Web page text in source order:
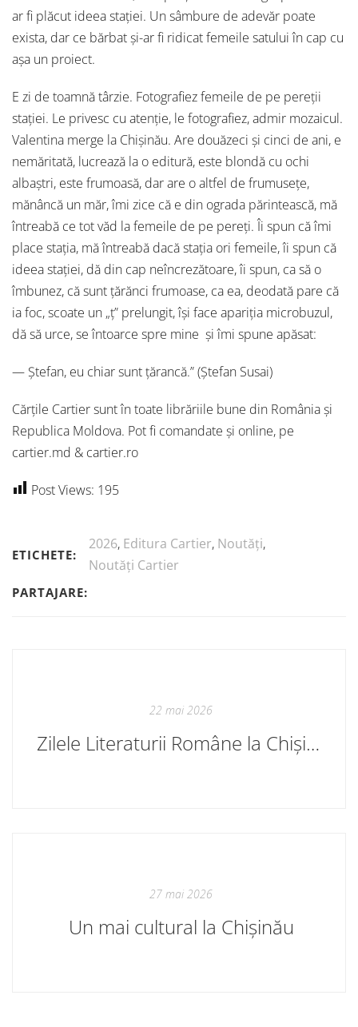
ar fi plăcut ideea stației. Un sâmbure de adevăr poate
exista, dar ce bărbat și-ar fi ridicat femeile satului în cap cu
așa un proiect.
E zi de toamnă târzie. Fotografiez femeile de pe pereții
stației. Le privesc cu atenție, le fotografiez, admir mozaicul.
Valentina merge la Chișinău. Are douăzeci și cinci de ani, e
nemăritată, lucrează la o editură, este blondă cu ochi
albaștri, este frumoasă, dar are o altfel de frumusețe,
mănâncă un măr, îmi zice că e din ograda părintească, mă
întreabă ce tot văd la femeile de pe pereți. Îi spun că îmi
place stația, mă întreabă dacă stația ori femeile, îi spun că
ideea stației, dă din cap neîncrezătoare, îi spun, ca să o
îmbunez, că sunt țărănci frumoase, ca ea, deodată pare că
ia foc, scoate un „ț” prelungit, își face apariția microbuzul,
dă să urce, se întoarce spre mine și îmi spune apăsat:
— Ștefan, eu chiar sunt țărancă.” (Ștefan Susai)
Cărțile Cartier sunt în toate librăriile bune din România și
Republica Moldova. Pot fi comandate și online, pe
cartier.md & cartier.ro
Post Views: 195
ETICHETE:
2026, Editura Cartier, Noutăți,
Noutăți Cartier
PARTAJARE:
22 mai 2026
Zilele Literaturii Române la Chișinău. Sâmbătă, ultima zi. Ediția a X-a, 2026
27 mai 2026
Un mai cultural la Chișinău